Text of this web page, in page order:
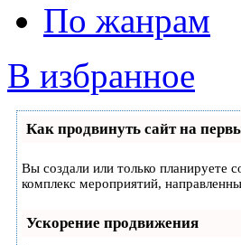
По жанрам
В избранное
Как продвинуть сайт на
Вы создали или только планируете
комплекс мероприятий,
Ускорение продвижения